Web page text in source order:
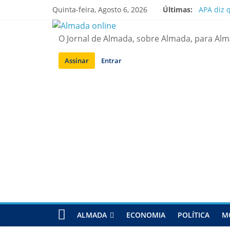
Quinta-feira, Agosto 6, 2026 Últimas:
APA diz
Ponte
O Jornal de Almada, sobre Almada, para
Assinar Entrar
ALMADA ECONOMIA POLÍTICA